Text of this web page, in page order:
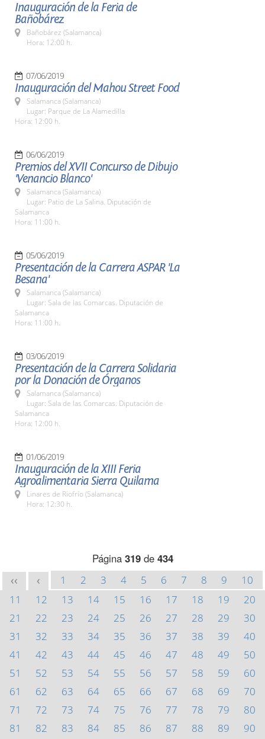
Inauguración de la Feria de
Bañobárez
Bañobárez (Salamanca)
Hora: 12:00 h.
07/06/2019
Inauguración del Mahou Street Food
Salamanca (Salamanca)
Lugar: Parque de La Alamedilla
Hora: 12:00 h.
06/06/2019
Premios del XVII Concurso de Dibujo
'Venancio Blanco'
Salamanca (Salamanca)
Lugar: Patio de La Salina. Diputación de
Salamanca
Hora: 11:00 h.
05/06/2019
Presentación de la Carrera ASPAR 'La
Besana'
Salamanca (Salamanca)
Lugar: Sala de las Comarcas. Diputación de
Salamanca
Hora: 11:00 h.
03/06/2019
Presentación de la Carrera Solidaria
por la Donación de Órganos
Salamanca (Salamanca)
Lugar: Sala de las Comarcas. Diputación de
Salamanca
Hora: 12:00 h.
01/06/2019
Inauguración de la XIII Feria
Agroalimentaria Sierra Quilama
Linares de Riofrío (Salamanca)
Hora: 12:30 h.
Página 319de 434
<< < 1 2 3 4 5 6 7 8 9
10
11
12 13 14 15 16 17 18 19
20
21
22 23 24 25 26 27 28 29
30
31
32 33 34 35 36 37 38 39
40
41
42 43 44 45 46 47 48 49
50
51
52 53 54 55 56 57 58 59
60
61
62 63 64 65 66 67 68 69
70
71
72 73 74 75 76 77 78 79
80
81
82 83 84 85 86 87 88 89
90